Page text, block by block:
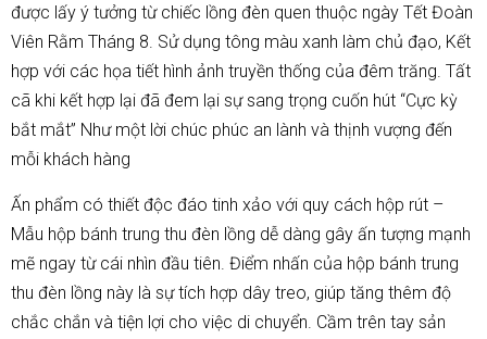
được lấy ý tưởng từ chiếc lồng đèn quen thuộc ngày Tết Đoàn
Viên Rằm Tháng 8. Sử dụng tông màu xanh làm chủ đạo, Kết
hợp với các họa tiết hình ảnh truyền thống của đêm trăng. Tất
cã khi kết hợp lại đã đem lại sự sang trọng cuốn hút “Cực kỳ
bắt mắt” Như một lời chúc phúc an lành và thịnh vượng đến
mỗi khách hàng
Ấn phẩm có thiết độc đáo tinh xảo với quy cách hộp rút –
Mẫu hộp bánh trung thu đèn lồng dễ dàng gây ấn tượng mạnh
mẽ ngay từ cái nhìn đầu tiên. Điểm nhấn của hộp bánh trung
thu đèn lồng này là sự tích hợp dây treo, giúp tăng thêm độ
chắc chắn và tiện lợi cho việc di chuyển. Cầm trên tay sản